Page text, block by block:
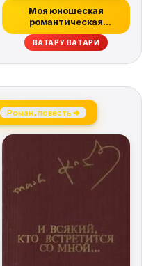
Моя юношеская
романтическая
комедия оказалась
непр...
ВАТАРУ ВАТАРИ
Роман, повесть →